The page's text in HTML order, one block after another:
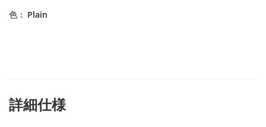
色： Plain
詳細仕様